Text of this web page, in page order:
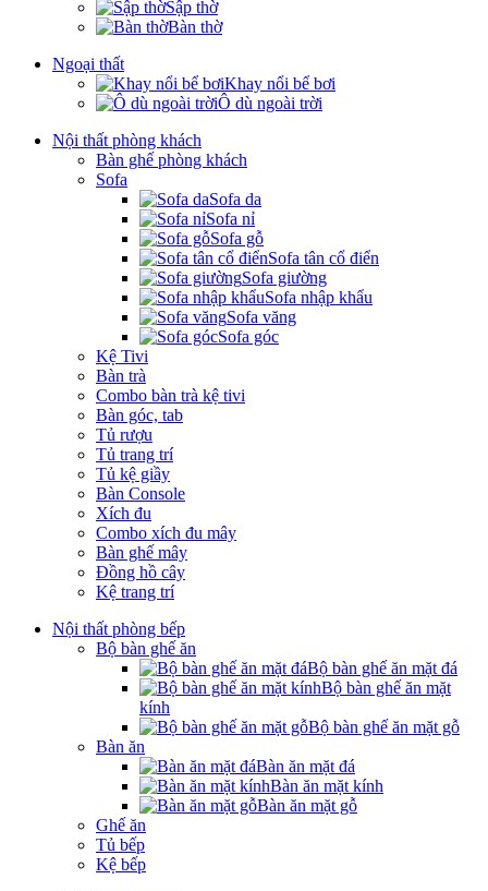
Sập thờ
Bàn thờ
Ngoại thất
Khay nổi bể bơi
Ô dù ngoài trời
Nội thất phòng khách
Bàn ghế phòng khách
Sofa
Sofa da
Sofa nỉ
Sofa gỗ
Sofa tân cổ điển
Sofa giường
Sofa nhập khẩu
Sofa văng
Sofa góc
Kệ Tivi
Bàn trà
Combo bàn trà kệ tivi
Bàn góc, tab
Tủ rượu
Tủ trang trí
Tủ kệ giầy
Bàn Console
Xích đu
Combo xích đu mây
Bàn ghế mây
Đồng hồ cây
Kệ trang trí
Nội thất phòng bếp
Bộ bàn ghế ăn
Bộ bàn ghế ăn mặt đá
Bộ bàn ghế ăn mặt
kính
Bộ bàn ghế ăn mặt gỗ
Bàn ăn
Bàn ăn mặt đá
Bàn ăn mặt kính
Bàn ăn mặt gỗ
Ghế ăn
Tủ bếp
Kệ bếp